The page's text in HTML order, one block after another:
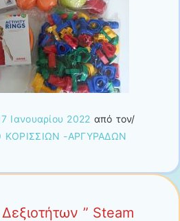
Ιανουαρίου 2022 από τον/
ΚΟΡΙΣΣΙΩΝ -ΑΡΓΥΡΑΔΩΝ
” Steam